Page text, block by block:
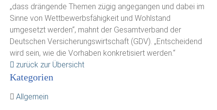
„dass drängende Themen zügig angegangen und dabei im
Sinne von Wettbewerbsfähigkeit und Wohlstand
umgesetzt werden“, mahnt der Gesamtverband der
Deutschen Versicherungswirtschaft (GDV). „Entscheidend
wird sein, wie die Vorhaben konkretisiert werden.“
zurück zur Übersicht
Kategorien
Allgemein